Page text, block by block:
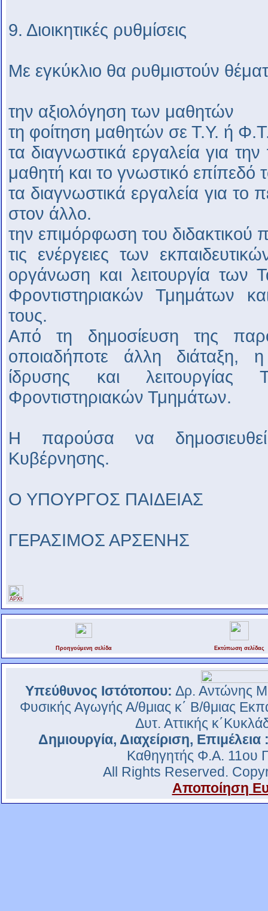
9. Διοικητικές ρυθμίσεις
Με εγκύκλιο θα ρυθμιστούν
την αξιολόγηση των μαθητών
τη φοίτηση μαθητών σε Τ.Υ. ή
τα διαγνωστικά εργαλεία για
μαθητή και το γνωστικό επίπεδό
τα διαγνωστικά εργαλεία για
στον άλλο.
την επιμόρφωση του διδακτικού
τις ενέργειες των
οργάνωση και λειτουργία των
Φροντιστηριακών Τμημάτων
τους.
Από τη δημοσίευση της
οποιαδήποτε άλλη διάταξη,
ίδρυσης και
Φροντιστηριακών Τμημάτων.
Η παρούσα να
Κυβέρνησης.
Ο ΥΠΟΥΡΓΟΣ ΠΑΙΔΕΙΑΣ
ΓΕΡΑΣΙΜΟΣ ΑΡΣΕΝΗΣ
Προηγούμενη σελίδα Εκτύπωση σελίδας
Υπεύθυνος Ιστότοπου: Δρ. Αντώνης
Φυσικής Αγωγής Α/θμιας κ΄ Β/θμιας
Δυτ. Αττικής
Δημιουργία, Διαχείριση, Επιμέλεια
Καθηγητής Φ.Α. 11ου
All Rights Reserved.
Αποποίηση